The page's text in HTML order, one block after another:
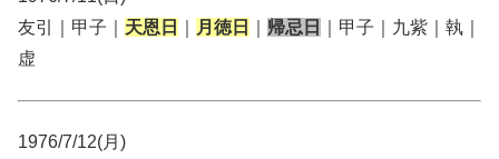
友引｜甲子｜ 天恩日 月徳日 帰忌日
｜甲子｜九紫｜執｜
虚
1976/7/12(月)